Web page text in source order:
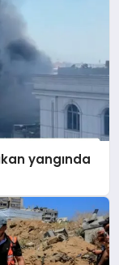
yangında